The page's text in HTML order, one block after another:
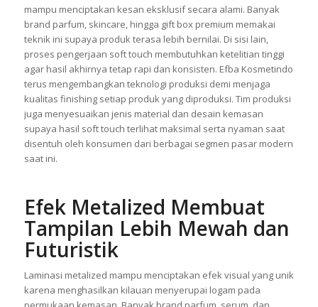
produk, tetapi juga menikmati tampilan dan tekstur kemasan
secara keseluruhan. Oleh sebab itu, penggunaan soft touch
semakin populer pada industri Maklon Kosmetik karena
mampu menciptakan kesan eksklusif secara alami. Banyak
brand parfum, skincare, hingga gift box premium memakai
teknik ini supaya produk terasa lebih bernilai. Di sisi lain,
proses pengerjaan soft touch membutuhkan ketelitian tinggi
agar hasil akhirnya tetap rapi dan konsisten. Efba Kosmetindo
terus mengembangkan teknologi produksi demi menjaga
kualitas finishing setiap produk yang diproduksi. Tim produksi
juga menyesuaikan jenis material dan desain kemasan
saat ini.
Efek Metalized Membuat
Tampilan Lebih Mewah dan
Futuristik